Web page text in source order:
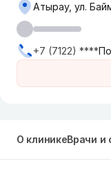
Атырау, ул.
+7 (7122) ****
О клиникеВрачи и